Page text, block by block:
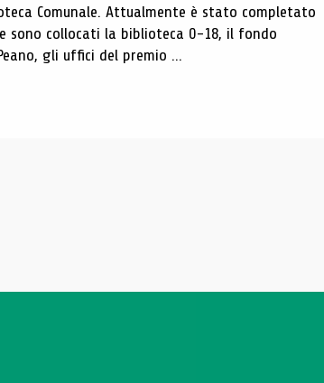
Comunale. Attualmente è stato completato
sono collocati la biblioteca 0-18, il fondo
gli uffici del premio ...